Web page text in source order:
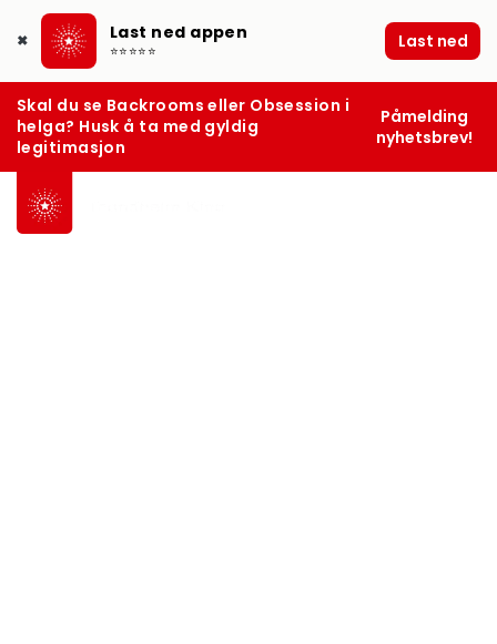
✖ Last ned appen
⭐⭐⭐⭐⭐ Last ned
Skal du se Backrooms eller Obsession i
helga? Husk å ta med gyldig
legitimasjon
Påmelding
nyhetsbrev!